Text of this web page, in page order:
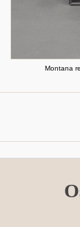
Montana